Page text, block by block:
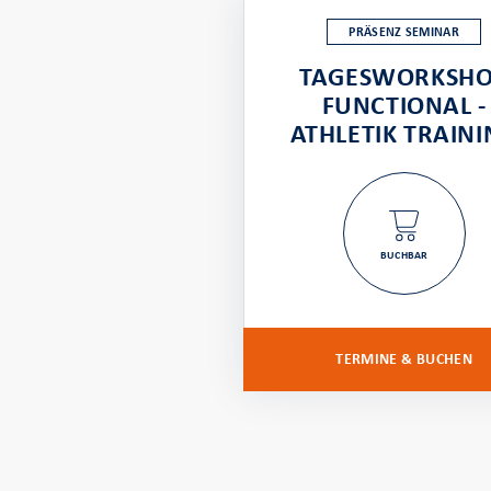
PRÄSENZ SEMINAR
FUNCTIONAL -
ATHLETIK
BUCHBAR
TERMINE & BUCHEN